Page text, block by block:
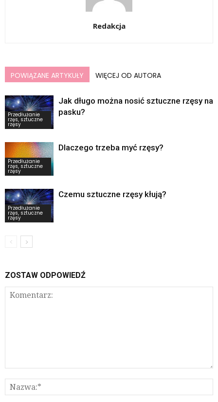
Redakcja
POWIĄZANE ARTYKUŁY WIĘCEJ OD AUTORA
Przedłużanie
rzęs, sztuczne
rzęsy
Jak długo można nosić sztuczne rzęsy na
pasku?
Przedłużanie
rzęs, sztuczne
rzęsy
Dlaczego trzeba myć rzęsy?
Przedłużanie
rzęs, sztuczne
rzęsy
Czemu sztuczne rzęsy kłują?
ZOSTAW ODPOWIEDŹ